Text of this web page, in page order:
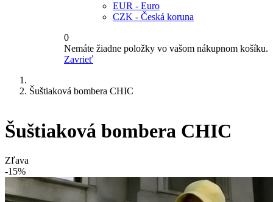
EUR - Euro
CZK - Česká koruna
0
Nemáte žiadne položky vo vašom nákupnom košíku.
Zavrieť
Šuštiaková bombera CHIC
Šuštiaková bombera CHIC
Zľava
-15%